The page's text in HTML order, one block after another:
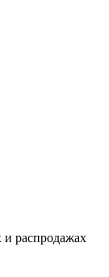
и распродажах